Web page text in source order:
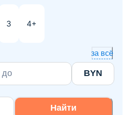
3 4+
за всё
BYN
Найти